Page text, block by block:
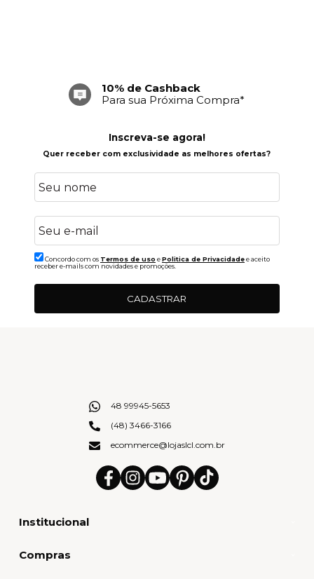
10% de Cashback
Para sua Próxima Compra*
Inscreva-se agora!
Quer receber com exclusividade as melhores ofertas?
Concordo com os Termos de uso ePolitica de Privacidadee aceito
receber e-mails com novidades e promoções.
CADASTRAR
Institucional
Compras
48 99945-5653
(48) 3466-3166
ecommerce@lojaslcl.com.br